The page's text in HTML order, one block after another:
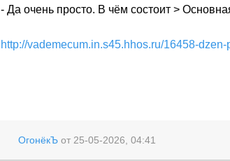
- Да очень просто. В чём состоит >
http://vademecum.in.s45.hhos.ru/16458-dzen-
ОгонёкЪ от 25-05-2026, 04:41